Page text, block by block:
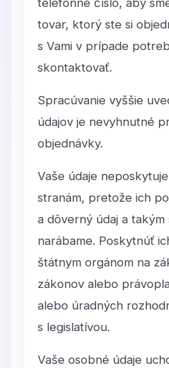
telefónne číslo, aby
tovar, ktorý ste si
s Vami v prípade
skontaktovať.
Spracúvanie vyššie
údajov je nevyhnutné
objednávky.
Vaše údaje
stranám, pretože ich
a dôverný údaj a takým
narábame. Poskytnúť
štátnym orgánom na
zákonov alebo
alebo úradných
s legislatívou.
Vaše osobné údaje